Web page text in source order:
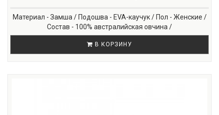
Материал - Замша / Подошва - EVA-каучук / Пол - Женские /
Состав - 100% австралийская овчина /
В КОРЗИНУ